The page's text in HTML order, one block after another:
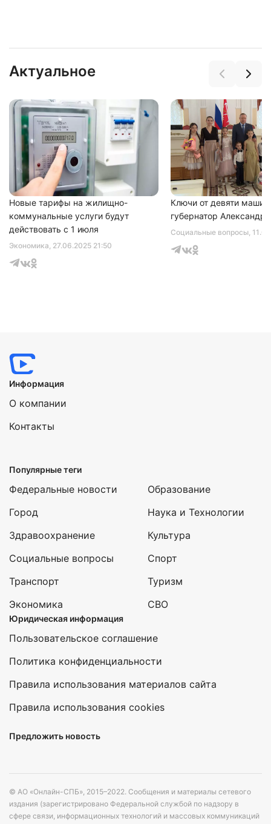
Актуальное
Экономика, 27.06.2025 21:50
Новые тарифы на жилищно-
коммунальные услуги будут
действовать с 1 июля
Социальные вопросы,
Ключи от девяти машин
губернатор Александр
Информация
О компании
Контакты
Популярные теги
Федеральные новости
Город
Здравоохранение
Социальные вопросы
Транспорт
Экономика
Образование
Наука и Технологии
Культура
Спорт
Туризм
СВО
Юридическая информация
Пользовательское соглашение
Политика конфиденциальности
Правила использования материалов сайта
Правила использования cookies
Предложить новость
© АО «Онлайн-СПБ», 2015–2022. Сообщения и материалы сетевого
издания (зарегистрировано Федеральной службой по надзору в
сфере связи, информационных технологий и массовых коммуникаций